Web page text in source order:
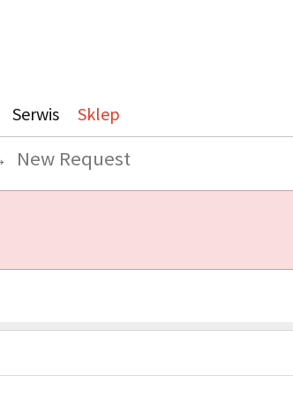
Serwis Sklep
New Request